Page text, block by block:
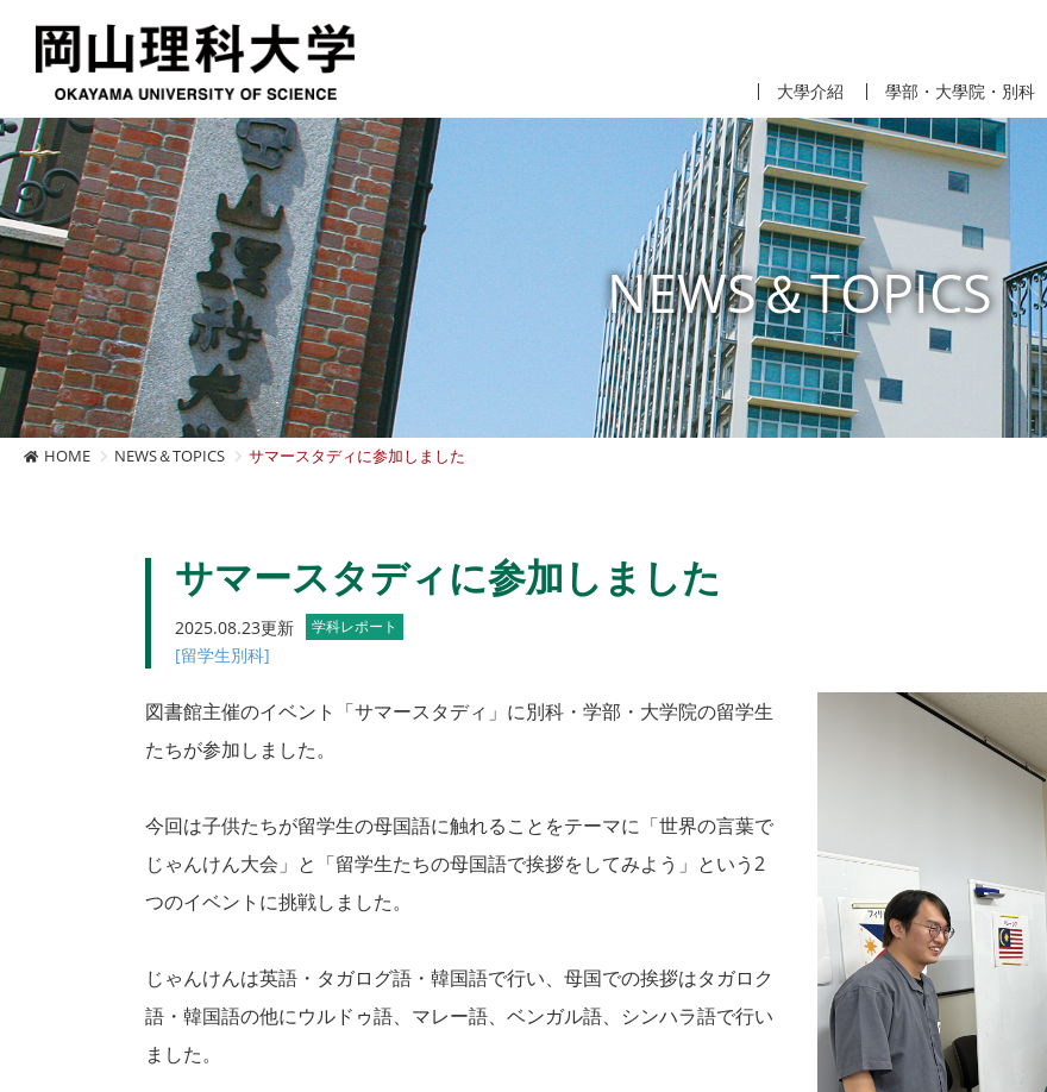
大學介紹 學部・大學院・別科
NEWS＆TOPICS
HOME NEWS＆TOPICS サマースタディに参加しました
サマースタディに参加しました
2025.08.23更新 学科レポート
[留学生別科]
図書館主催のイベント「サマースタディ」に別科・学部・大学院の留学生
たちが参加しました。
今回は子供たちが留学生の母国語に触れることをテーマに「世界の言葉で
じゃんけん大会」と「留学生たちの母国語で挨拶をしてみよう」という2
つのイベントに挑戦しました。
じゃんけんは英語・タガログ語・韓国語で行い、母国での挨拶はタガロク
語・韓国語の他にウルドゥ語、マレー語、ベンガル語、シンハラ語で行い
ました。